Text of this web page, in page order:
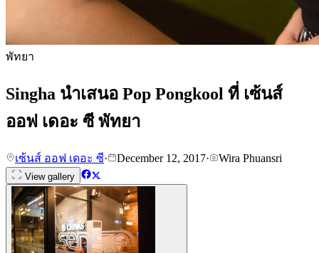
พัทยา
Singha นำเสนอ Pop Pongkool ที่ เซ้นส์
ออฟ เดอะ ซี พัทยา
เซ้นส์ ออฟ เดอะ ซี· December 12, 2017· Wira Phuansri
View gallery